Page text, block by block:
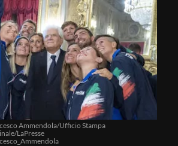
Ammendola/Ufficio Stampa
LaPresse